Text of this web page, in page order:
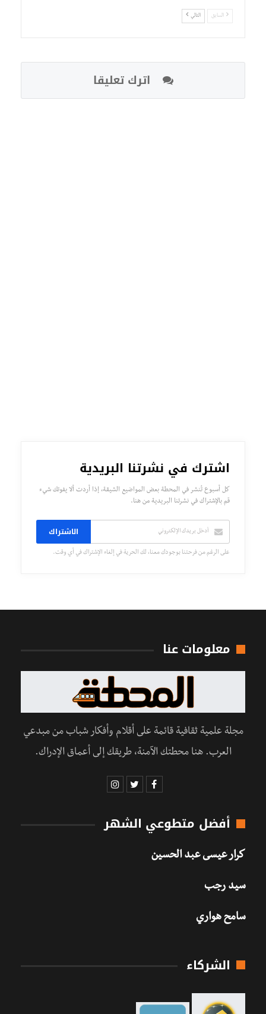
السابق التالي
اترك تعليقا
اشترك في نشرتنا البريدية
كل أسبوع تُنشر في المحطة بعض المواضيع الشيقة، إذا أردت ألا يفوتك شيء
قم بالإشتراك في نشرتنا البريدية من هنا.
الاشتراك
على الرغم من فرحتنا بوجودك معنا، لك الحرية في إلغاء الإشتراك في أي وقت.
معلومات عنا
مجلة علمية ثقافية قائمة على أقلام وأفكار شباب من مبدعي
العرب. هنا محطتك الآمنة، طريقك إلى أعماق الإدراك.
أفضل متطوعي الشهر
كرار عيسى عبد الحسين
سيد رجب
سامح هواري
الشركاء